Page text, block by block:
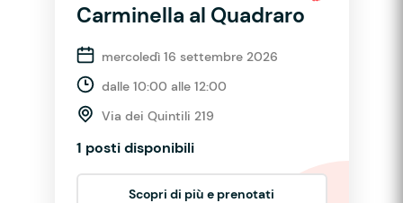
Carminella al Quadraro
mercoledì 16 settembre 2026
dalle 10:00 alle 12:00
Via dei Quintili 219
1 posti disponibili
Scopri di più e prenotati